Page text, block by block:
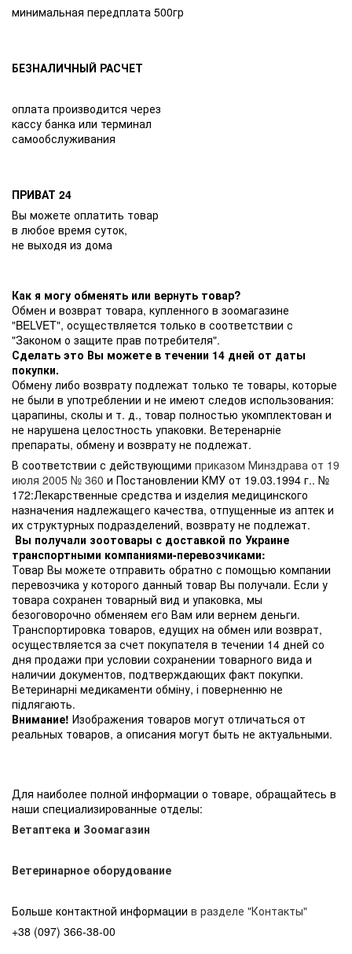
минимальная передплата 500гр
БЕЗНАЛИЧНЫЙ РАСЧЕТ
оплата производится через
кассу банка или терминал
самообслуживания
ПРИВАТ 24
Вы можете оплатить товар
в любое время суток,
не выходя из дома
Как я могу обменять или вернуть товар?
Обмен и возврат товара, купленного в зоомагазине
"BELVET", осуществляется только в соответствии с
"Законом о защите прав потребителя".
Сделать это Вы можете в течении 14 дней от даты
покупки.
Обмену либо возврату подлежат только те товары, которые
не были в употреблении и не имеют следов использования:
царапины, сколы и т. д., товар полностью укомплектован и
не нарушена целостность упаковки. Ветеренарніе
препараты, обмену и возврату не подлежат.
В соответствии с действующими приказом Минздрава от 19
июля 2005 № 360 и Постановлении КМУ от 19.03.1994 г.. №
172:Лекарственные средства и изделия медицинского
назначения надлежащего качества, отпущенные из аптек и
их структурных подразделений, возврату не подлежат.
Вы получали зоотовары с доставкой по Украине
транспортными компаниями-перевозчиками:
Товар Вы можете отправить обратно с помощью компании
перевозчика у которого данный товар Вы получали. Если у
товара сохранен товарный вид и упаковка, мы
безоговорочно обменяем его Вам или вернем деньги.
Транспортировка товаров, едущих на обмен или возврат,
осуществляется за счет покупателя в течении 14 дней со
дня продажи при условии сохранении товарного вида и
наличии документов, подтверждающих факт покупки.
Ветеринарні медикаменти обміну, і поверненню не
підлягають.
Внимание! Изображения товаров могут отличаться от
реальных товаров, а описания могут быть не актуальными.
Для наиболее полной информации о товаре, обращайтесь в
наши специализированные отделы:
Ветаптека и Зоомагазин
Ветеринарное оборудование
Больше контактной информации в разделе "Контакты"
+38 (097) 366-38-00